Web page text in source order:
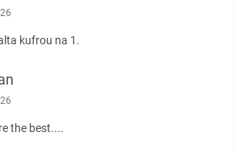
obchodu je 5 z 5 hviezdičiek.
kufrou na 1.
obchodu je 5 z 5 hviezdičiek.
the best....